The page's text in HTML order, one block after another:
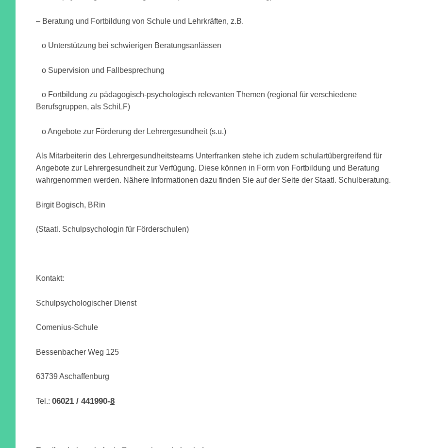
– Beratung und Fortbildung von Schule und Lehrkräften, z.B.
o Unterstützung bei schwierigen Beratungsanlässen
o Supervision und Fallbesprechung
o Fortbildung zu pädagogisch-psychologisch relevanten Themen (regional für verschiedene
Berufsgruppen, als SchiLF)
o Angebote zur Förderung der Lehrergesundheit (s.u.)
Als Mitarbeiterin des Lehrergesundheitsteams Unterfranken stehe ich zudem schulartübergreifend für
Angebote zur Lehrergesundheit zur Verfügung. Diese können in Form von Fortbildung und Beratung
wahrgenommen werden. Nähere Informationen dazu finden Sie auf der Seite der Staatl. Schulberatung.
Birgit Bogisch, BRin
(Staatl. Schulpsychologin für Förderschulen)
Kontakt:
Schulpsychologischer Dienst
Comenius-Schule
Bessenbacher Weg 125
63739 Aschaffenburg
Tel.: 06021 / 441990-8